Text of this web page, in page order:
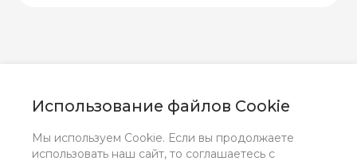
Использование файлов Cookie
Мы используем Cookie. Если вы продолжаете
использовать наш сайт, то соглашаетесь с
информационный характер и ни при каких условиях не
положениями Статьи 437 (2) ГК РФ.